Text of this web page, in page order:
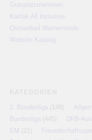
Grasplatzmemmen
Karibik All Inclusive
Ostseebad Warnemünde
Website Katalog
2. Bundesliga (148)
Bundesliga (445) DFB-
EM (21)